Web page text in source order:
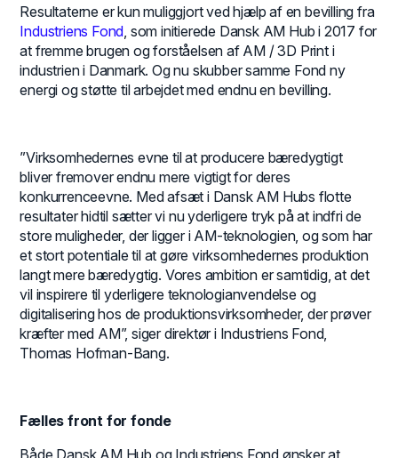
Resultaterne er kun muliggjort ved hjælp af en bevilling fra
Industriens Fond, som initierede Dansk AM Hub i 2017 for
at fremme brugen og forståelsen af AM / 3D Print i
industrien i Danmark. Og nu skubber samme Fond ny
energi og støtte til arbejdet med endnu en bevilling.
”Virksomhedernes evne til at producere bæredygtigt
bliver fremover endnu mere vigtigt for deres
konkurrenceevne. Med afsæt i Dansk AM Hubs flotte
resultater hidtil sætter vi nu yderligere tryk på at indfri de
store muligheder, der ligger i AM-teknologien, og som har
et stort potentiale til at gøre virksomhedernes produktion
langt mere bæredygtig. Vores ambition er samtidig, at det
vil inspirere til yderligere teknologianvendelse og
digitalisering hos de produktionsvirksomheder, der prøver
kræfter med AM”, siger direktør i Industriens Fond,
Thomas Hofman-Bang.
Fælles front for fonde